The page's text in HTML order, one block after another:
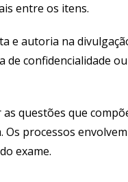
entre os itens.
e autoria na
confidencialidade
questões que
Os processos
exame.